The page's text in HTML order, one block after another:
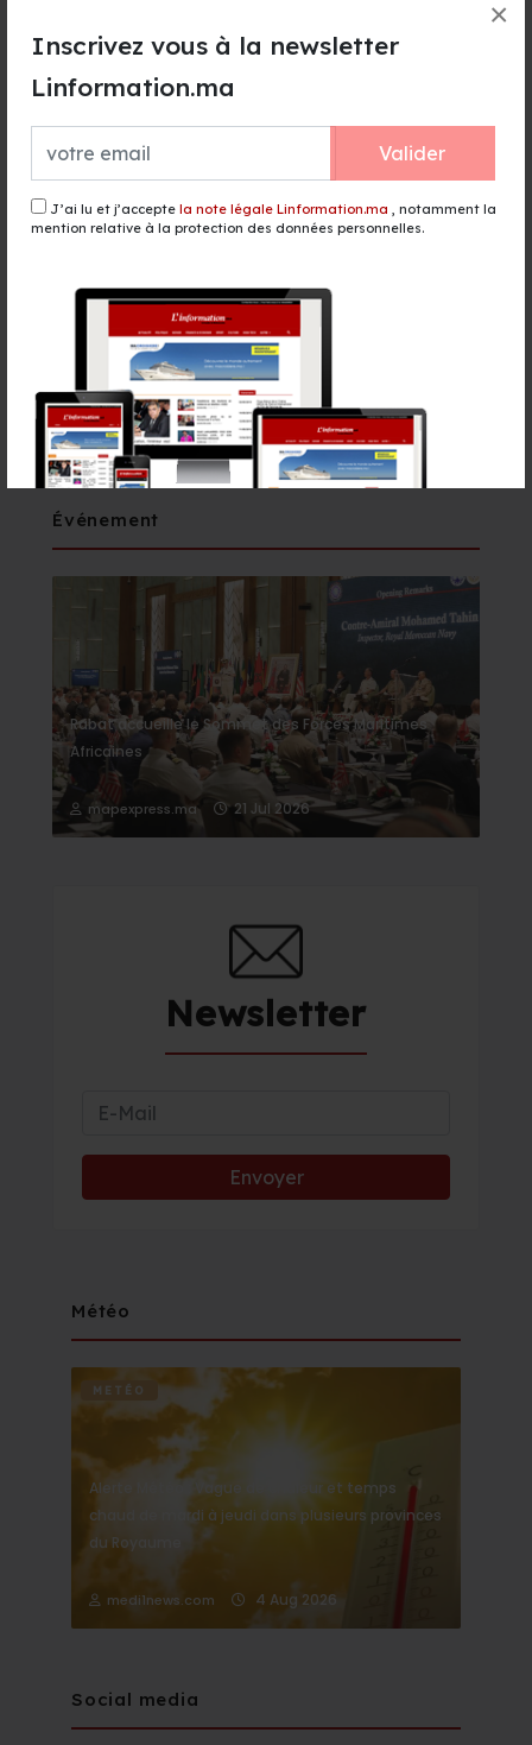
Inscrivez vous à la newsletter
Linformation.ma
Valider
J’ai lu et j’accepte la note légale Linformation.ma , notamment la
mention relative à la protection des données personnelles.
×
Tsoudali sacrée championne de
il y a 17 heures - Sport
Les Marocains de l’étranger
pourront recourir aux procurations
électroniques pour les élections
Boulemane : ouverture de la 2e
édition du Festival du safran et
des Plantes Aromatiques et
Médicinales
il y a 18 heures - Culture
Événement
Rabat accueille le Sommet des Forces Maritimes
Africaines
mapexpress.ma 21 Jul 2026
Newsletter
Météo
METÉO
Alerte Météo : Vague de chaleur et temps
chaud de mardi à jeudi dans plusieurs provinces
du Royaume
medi1news.com 4 Aug 2026
Social media